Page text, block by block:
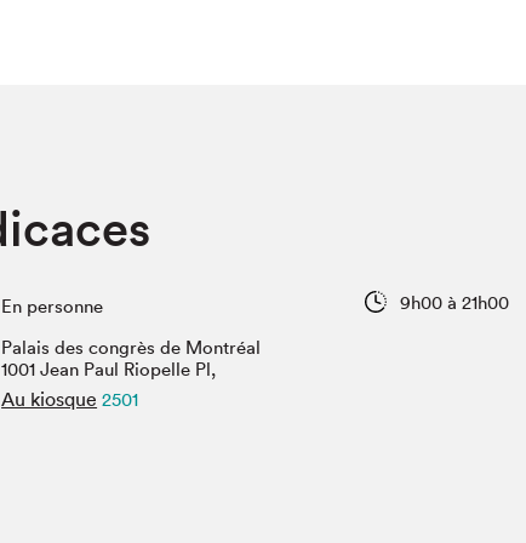
Vidéos et balados
En personne
9h00 à 21h00
Palais des congrès de Montréal
1001 Jean Paul Riopelle Pl,
Au kiosque 2501